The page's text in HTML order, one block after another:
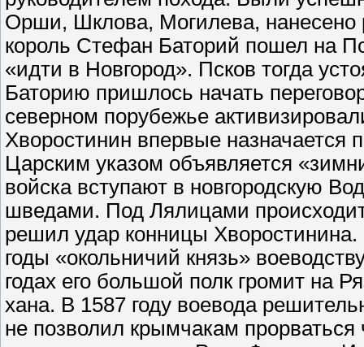
Орши, Шклова, Могилева, нанесено
король Стефан Баторий пошел на
«идти в Новгород». Псков тогда
Баторию пришлось начать
северном порубежье
Хворостинин впервые назначается
Царским указом объявляется
войска вступают в новгородскую
шведами. Под Лялицами
решил удар конницы
годы «окольничий князь»
годах его большой полк громит на
хана. В 1587 году воевода
не позволил крымчакам прорваться